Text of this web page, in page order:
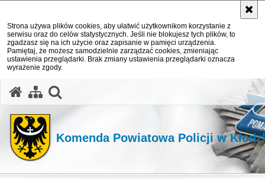
Strona używa plików cookies, aby ułatwić użytkownikom korzystanie z
serwisu oraz do celów statystycznych. Jeśli nie blokujesz tych plików, to
zgadzasz się na ich użycie oraz zapisanie w pamięci urządzenia.
Pamiętaj, że możesz samodzielnie zarządzać cookies, zmieniając
ustawienia przeglądarki. Brak zmiany ustawienia przeglądarki oznacza
wyrażenie zgody.
Komenda Powiatowa Policji w